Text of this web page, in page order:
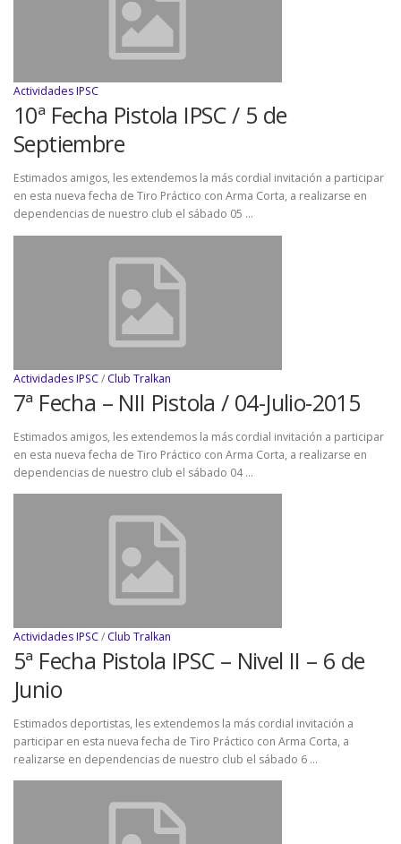
Actividades IPSC
10ª Fecha Pistola IPSC / 5 de
Septiembre
Estimados amigos, les extendemos la más cordial invitación a participar
en esta nueva fecha de Tiro Práctico con Arma Corta, a realizarse en
dependencias de nuestro club el sábado 05 …
Actividades IPSC/Club Tralkan
7ª Fecha – NII Pistola / 04-Julio-2015
Estimados amigos, les extendemos la más cordial invitación a participar
en esta nueva fecha de Tiro Práctico con Arma Corta, a realizarse en
dependencias de nuestro club el sábado 04 …
Actividades IPSC/Club Tralkan
5ª Fecha Pistola IPSC – Nivel II – 6 de
Junio
Estimados deportistas, les extendemos la más cordial invitación a
participar en esta nueva fecha de Tiro Práctico con Arma Corta, a
realizarse en dependencias de nuestro club el sábado 6 …